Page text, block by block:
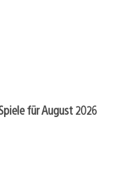
für August 2026